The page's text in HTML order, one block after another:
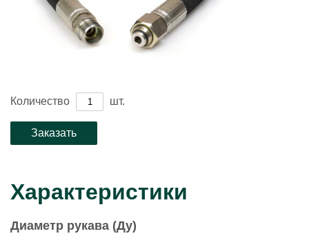
Количество шт.
Характеристики
Диаметр рукава (Ду)